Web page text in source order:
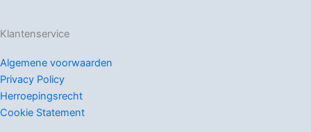
Klantenservice
Algemene voorwaarden
Privacy Policy
Herroepingsrecht
Cookie Statement